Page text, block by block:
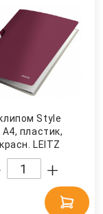
Style
пластик,
LEITZ